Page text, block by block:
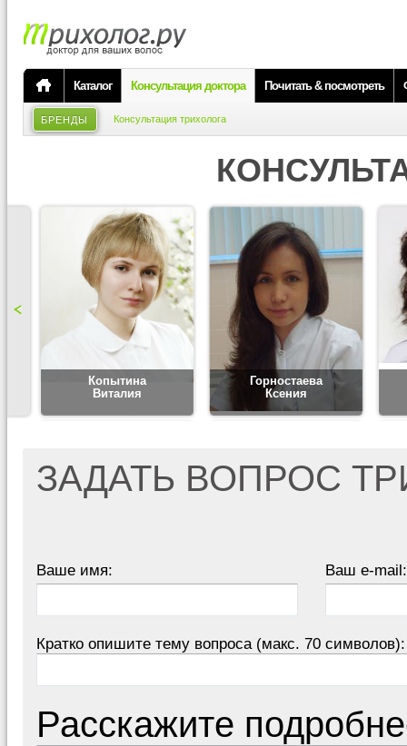
Каталог Консультация доктора Почитать & посмотреть
БРЕНДЫ Консультация трихолога
Копытина
Виталия
Горностаева
Ксения
ЗАДАТЬ ВОПРОС
Ваше имя: Ваш e-mail:
Кратко опишите тему вопроса (макс. 70 символов):
Расскажите